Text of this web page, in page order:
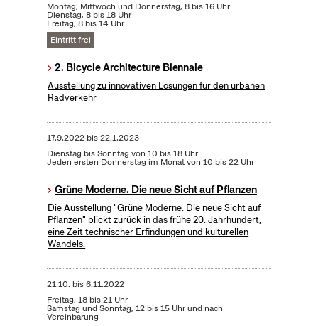
Montag, Mittwoch und Donnerstag, 8 bis 16 Uhr
Dienstag, 8 bis 18 Uhr
Freitag, 8 bis 14 Uhr
Eintritt frei
2. Bicycle Architecture Biennale
Ausstellung zu innovativen Lösungen für den urbanen
Radverkehr
17.9.2022bis22.1.2023
Dienstag bis Sonntag von 10 bis 18 Uhr
Jeden ersten Donnerstag im Monat von 10 bis 22 Uhr
Grüne Moderne. Die neue Sicht auf Pflanzen
Die Ausstellung "Grüne Moderne. Die neue Sicht auf
Pflanzen" blickt zurück in das frühe 20. Jahrhundert,
eine Zeit technischer Erfindungen und kulturellen
Wandels.
21.10. bis6.11.2022
Freitag, 18 bis 21 Uhr
Samstag und Sonntag, 12 bis 15 Uhr und nach
Vereinbarung